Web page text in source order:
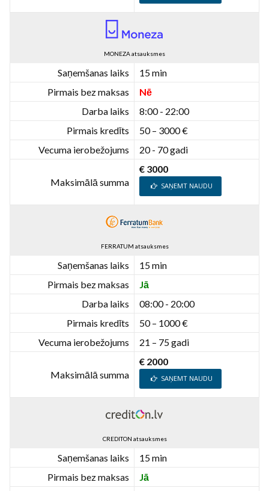
MONEZA atsauksmes
Saņemšanas laiks
15 min
Pirmais bez maksas
Nē
Darba laiks
8:00 - 22:00
Pirmais kredīts
50 – 3000 €
Vecuma ierobežojums
20 - 70 gadi
Maksimālā summa
€ 3000
SAŅEMT NAUDU
FERRATUM atsauksmes
Saņemšanas laiks
15 min
Pirmais bez maksas
Jā
Darba laiks
08:00 - 20:00
Pirmais kredīts
50 – 1000 €
Vecuma ierobežojums
21 – 75 gadi
Maksimālā summa
€ 2000
SAŅEMT NAUDU
CREDITON atsauksmes
Saņemšanas laiks
15 min
Pirmais bez maksas
Jā